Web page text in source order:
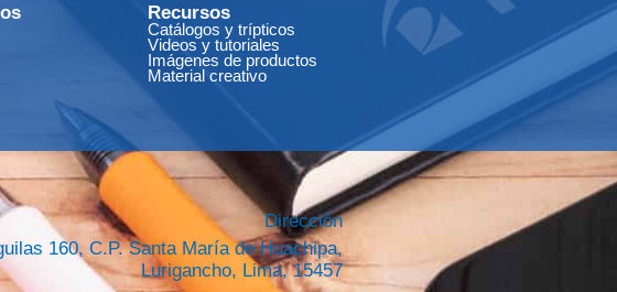
Recursos
Catálogos y trípticos
Videos y tutoriales
Imágenes de productos
Material creativo
Dirección
160, C.P. Santa María de Huachipa,
Lurigancho, Lima, 15457